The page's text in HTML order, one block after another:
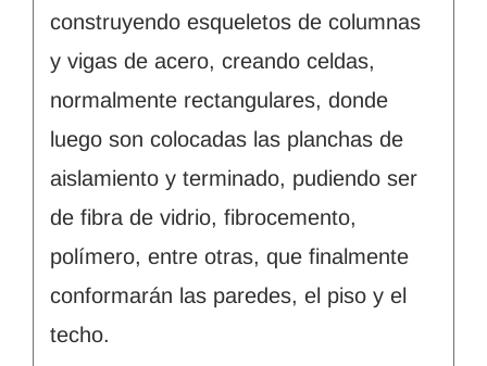
construyendo esqueletos de columnas
y vigas de acero, creando celdas,
normalmente rectangulares, donde
luego son colocadas las planchas de
aislamiento y terminado, pudiendo ser
de fibra de vidrio, fibrocemento,
polímero, entre otras, que finalmente
conformarán las paredes, el piso y el
techo.